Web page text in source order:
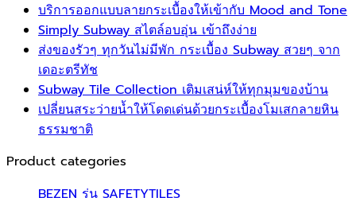
บริการออกแบบลายกระเบื้องให้เข้ากับ Mood and Tone
Simply Subway สไตล์อบอุ่น เข้าถึงง่าย
ส่งของรัวๆ ทุกวันไม่มีพัก กระเบื้อง Subway สวยๆ จาก
เดอะตรีทัช
Subway Tile Collection เติมเสน่ห์ให้ทุกมุมของบ้าน
เปลี่ยนสระว่ายน้ำให้โดดเด่นด้วยกระเบื้องโมเสกลายหิน
ธรรมชาติ
Product categories
BEZEN รุ่น SAFETYTILES